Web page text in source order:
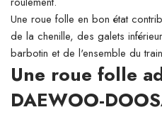
Une roue folle en bon état
de la chenille, des galets
barbotin et de l'ensemble du
Une roue folle
DAEWOO-